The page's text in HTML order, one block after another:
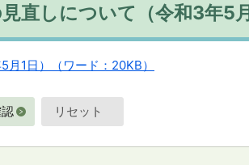
直しについて（令和3年5月
1日）（ワード：20KB）